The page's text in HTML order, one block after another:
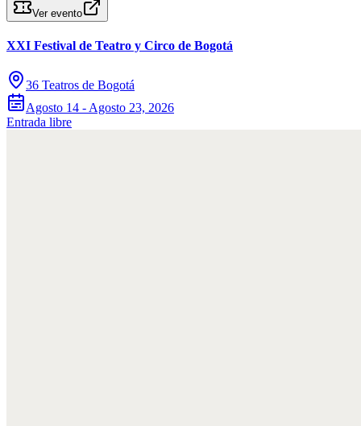
Ver evento
XXI Festival de Teatro y Circo de Bogotá
36 Teatros de Bogotá
Agosto 14 - Agosto 23, 2026
Entrada libre